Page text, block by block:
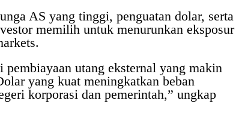
AS yang tinggi, penguatan dolar, serta
memilih untuk menurunkan eksposur
utang eksternal yang makin
yang kuat meningkatkan beban
korporasi dan pemerintah,” ungkap